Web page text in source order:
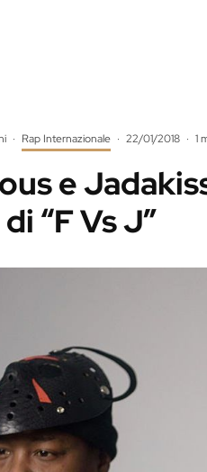
· Rap Internazionale · 22/01/2018 · 1
e
“F Vs J”